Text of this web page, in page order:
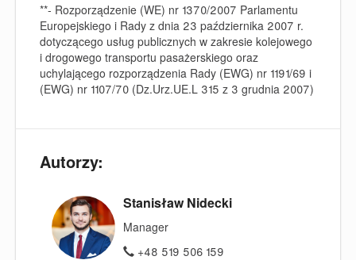
**- Rozporządzenie (WE) nr 1370/2007 Parlamentu
Europejskiego i Rady z dnia 23 października 2007 r.
dotyczącego usług publicznych w zakresie kolejowego
i drogowego transportu pasażerskiego oraz
uchylającego rozporządzenia Rady (EWG) nr 1191/69 i
(EWG) nr 1107/70 (Dz.Urz.UE.L 315 z 3 grudnia 2007)
Autorzy:
Stanisław Nidecki
Manager
+48 519 506 159